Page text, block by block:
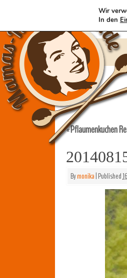
«Pflaumenkuchen
Bymonika|Published
Wir
In den